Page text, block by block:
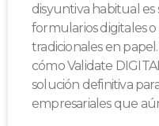
disyuntiva habitual
formularios digitales
tradicionales en
cómo Validate
solución definitiva
empresariales que